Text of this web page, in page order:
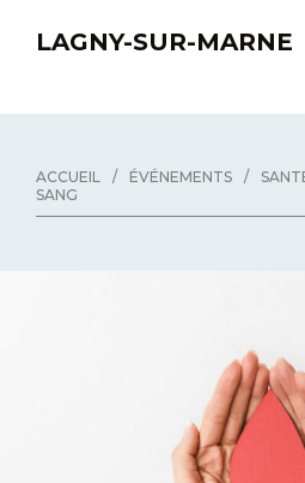
LAGNY-SUR-MARNE
ACCUEIL / ÉVÉNEMENTS /
SANG